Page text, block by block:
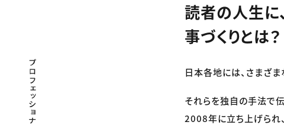
読者の人生に
事づくりとは？
日本各地には、さまざま
それらを独自の手法で
2008年に立ち上げられ